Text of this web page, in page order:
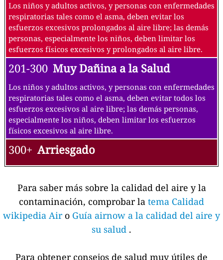
Los niños y adultos activos, y personas con enfermedades
respiratorias tales como el asma, deben evitar los
esfuerzos excesivos prolongados al aire libre; las demás
personas, especialmente los niños, deben limitar los
esfuerzos físicos excesivos y prolongados al aire libre.
201-300 Muy Dañina a la Salud
Los niños y adultos activos, y personas con enfermedades
respiratorias tales como el asma, deben evitar todos los
esfuerzos excesivos al aire libre; las demás personas,
especialmente los niños, deben limitar los esfuerzos
físicos excesivos al aire libre.
300+ Arriesgado
Para saber más sobre la calidad del aire y la
contaminación, comprobar la tema Calidad
wikipedia Air o Guía airnow a la calidad del aire y
su salud .
Para obtener consejos de salud muy útiles de